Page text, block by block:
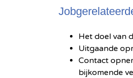
Het doel van
Uitgaande
Contact
bijkomende